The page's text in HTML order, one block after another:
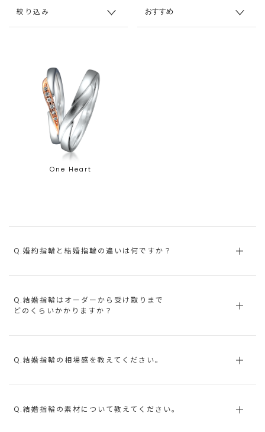
絞り込み
One Heart
Q.婚約指輪と結婚指輪の違いは何ですか？
Q.結婚指輪はオーダーから受け取りまで
どのくらいかかりますか？
Q.結婚指輪の相場感を教えてください。
Q.結婚指輪の素材について教えてください。